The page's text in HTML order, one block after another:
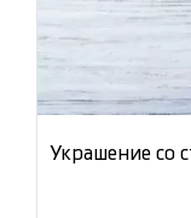
Украшение со